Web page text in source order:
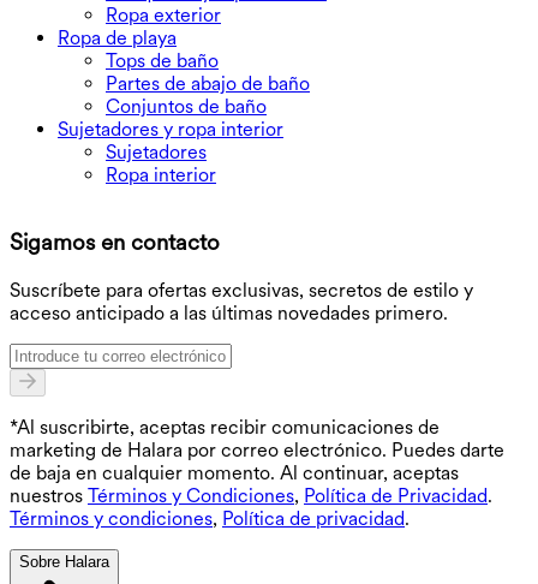
Ropa exterior
Ropa de playa
Tops de baño
Partes de abajo de baño
Conjuntos de baño
Sujetadores y ropa interior
Sujetadores
Ropa interior
Sigamos en contacto
Suscríbete para ofertas exclusivas, secretos de estilo y
acceso anticipado a las últimas novedades primero.
*Al suscribirte, aceptas recibir comunicaciones de
marketing de Halara por correo electrónico. Puedes darte
de baja en cualquier momento. Al continuar, aceptas
nuestros Términos y Condiciones, Política de Privacidad.
Términos y condiciones, Política de privacidad.
Sobre Halara